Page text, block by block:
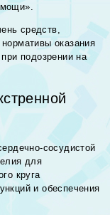
средств,
оказания
подозрении на
сосудистой
для
круга
и обеспечения